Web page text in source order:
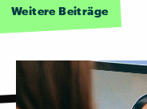
Weitere Beiträge